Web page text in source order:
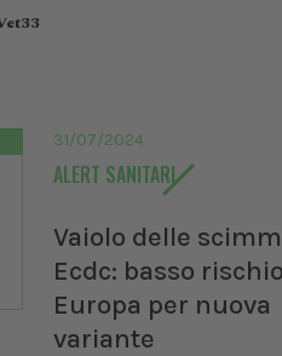
31/07/2024
ALERT SANITARI
Vaiolo delle
Ecdc: basso
Europa per nuova
variante